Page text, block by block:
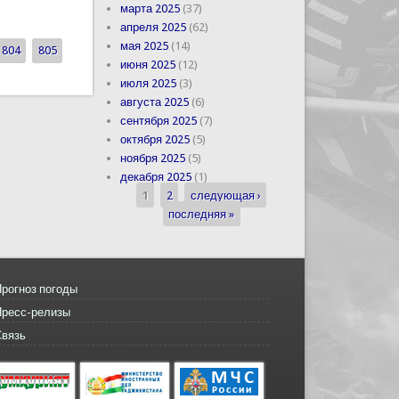
Джона Трампа Президенту Республики
804
805
марта 2025(37)
апреля 2025(62)
мая 2025(14)
июня 2025(12)
июля 2025(3)
августа 2025(6)
сентября 2025(7)
октября 2025(5)
ноября 2025(5)
декабря 2025(1)
Страницы
1 2
следующая ›
последняя »
погоды
релизы